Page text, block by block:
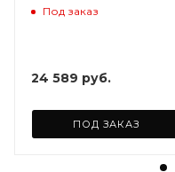
Под заказ
24 589 руб.
ПОД ЗАКАЗ